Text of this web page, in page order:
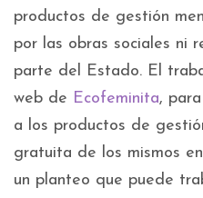
productos de gestión
por las obras sociales ni
parte del Estado. El
web de Ecofeminita,
a los productos de
gratuita de los mismos
un planteo que puede